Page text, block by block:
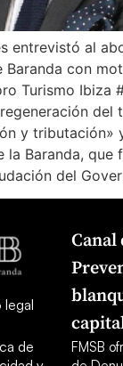
entrevistó al
Baranda con
Turismo Ibiza
del
y tributación»
la Baranda, que
del
legal
de
Canal
FMSB